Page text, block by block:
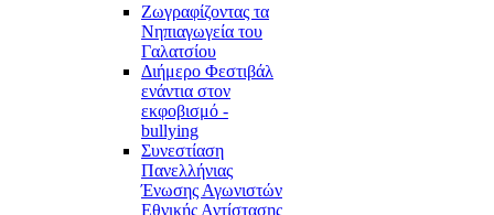
Ζωγραφίζοντας τα
Νηπιαγωγεία του
Γαλατσίου
Διήμερο Φεστιβάλ
ενάντια στον
εκφοβισμό -
bullying
Συνεστίαση
Πανελλήνιας
Ένωσης Αγωνιστών
Εθνικής Αντίστασης